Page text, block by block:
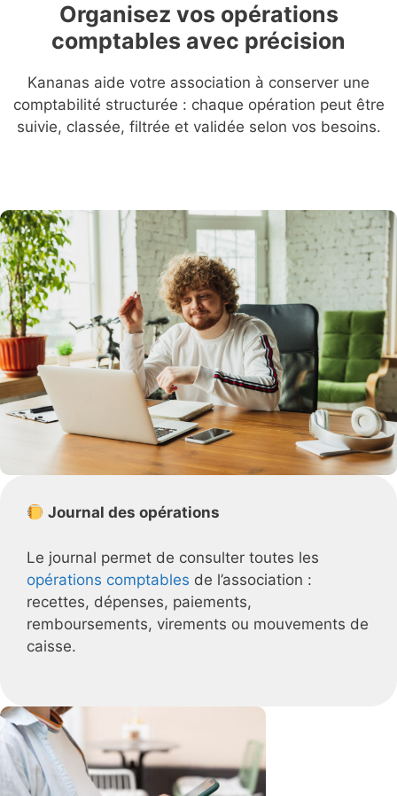
Organisez vos opérations
comptables avec précision
Kananas aide votre association à conserver une
comptabilité structurée : chaque opération peut être
suivie, classée, filtrée et validée selon vos besoins.
Journal des opérations
Le journal permet de consulter toutes les
opérations comptables de l’association :
recettes, dépenses, paiements,
remboursements, virements ou mouvements de
caisse.